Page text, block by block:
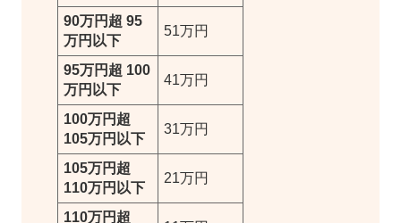
90万円超 95
万円以下
51万円
95万円超 100
万円以下
41万円
100万円超
105万円以下
31万円
105万円超
110万円以下
21万円
110万円超